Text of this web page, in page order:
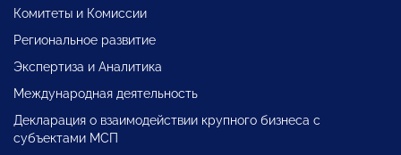
Комитеты и Комиссии
Региональное развитие
Экспертиза и Аналитика
Международная деятельность
Декларация о взаимодействии крупного бизнеса с
субъектами МСП